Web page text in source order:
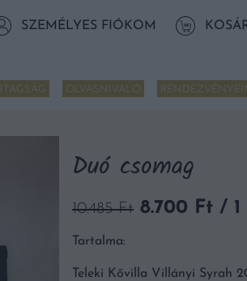
SZEMÉLYES FIÓKOM
OLVASNIVALÓ
Duó csomag
10.485Ft Original
10.485 Ft.
8.700 Ft / 1
Tartalma:
Teleki Kővilla Villányi Syrah